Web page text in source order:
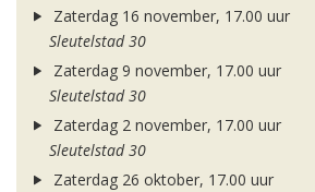
Zaterdag 16 november, 17.00 uur
Sleutelstad 30
Zaterdag 9 november, 17.00 uur
Sleutelstad 30
Zaterdag 2 november, 17.00 uur
Sleutelstad 30
Zaterdag 26 oktober, 17.00 uur